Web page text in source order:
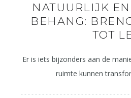
NATUURLIJK
BEHANG:
TOT
Er is iets bijzonders aan de
ruimte kunnen